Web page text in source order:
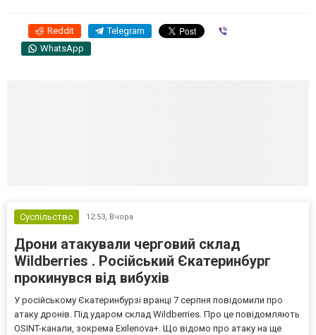
Reddit Telegram
WhatsApp
Суспільство 12:53, Вчора
Дрони атакували черговий склад
Wildberries . Російський Єкатеринбург
прокинувся від вибухів
У російському Єкатеринбурзі вранці 7 серпня повідомили про
атаку дронів. Під ударом склад Wildberries. Про це повідомляють
OSINT-канали, зокрема Exilenova+. Що відомо про атаку на ще